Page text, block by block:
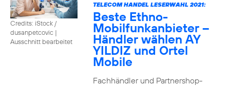
Credits: iStock /
dusanpetcovic |
Ausschnitt bearbeitet
TELECOM HANDEL LESERWAHL 2021:
Beste Ethno-
Mobilfunkanbieter –
Händler wählen AY
YILDIZ und Ortel
Mobile
Fachhändler und Partnershop-